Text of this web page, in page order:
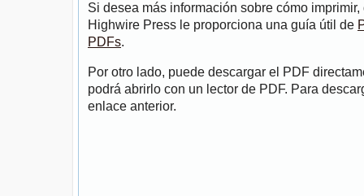
Si desea más información sobre cómo
Highwire Press le proporciona una guía útil de
PDFs.
Por otro lado, puede descargar el PDF
podrá abrirlo con un lector de PDF. Para
enlace anterior.